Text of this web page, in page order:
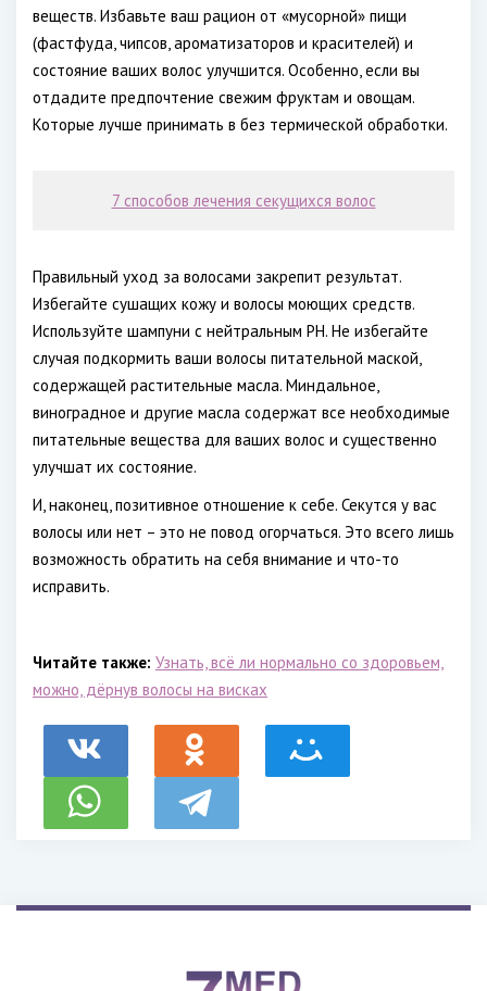
веществ. Избавьте ваш рацион от «мусорной» пищи
(фастфуда, чипсов, ароматизаторов и красителей) и
состояние ваших волос улучшится. Особенно, если вы
отдадите предпочтение свежим фруктам и овощам.
Которые лучше принимать в без термической обработки.
7 способов лечения секущихся волос
Правильный уход за волосами закрепит результат.
Избегайте сушащих кожу и волосы моющих средств.
Используйте шампуни с нейтральным PH. Не избегайте
случая подкормить ваши волосы питательной маской,
содержащей растительные масла. Миндальное,
виноградное и другие масла содержат все необходимые
питательные вещества для ваших волос и существенно
улучшат их состояние.
И, наконец, позитивное отношение к себе. Секутся у вас
волосы или нет – это не повод огорчаться. Это всего лишь
возможность обратить на себя внимание и что-то
исправить.
Читайте также: Узнать, всё ли нормально со здоровьем,
можно, дёрнув волосы на висках